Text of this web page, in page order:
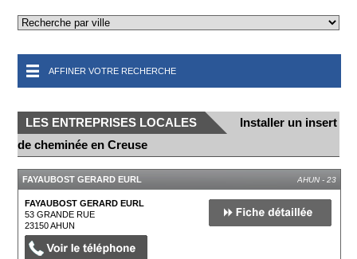
AFFINER VOTRE RECHERCHE
LES ENTREPRISES LOCALES
Installer un insert
de cheminée en Creuse
FAYAUBOST GERARD EURL AHUN - 23
FAYAUBOST GERARD EURL
53 GRANDE RUE
23150AHUN